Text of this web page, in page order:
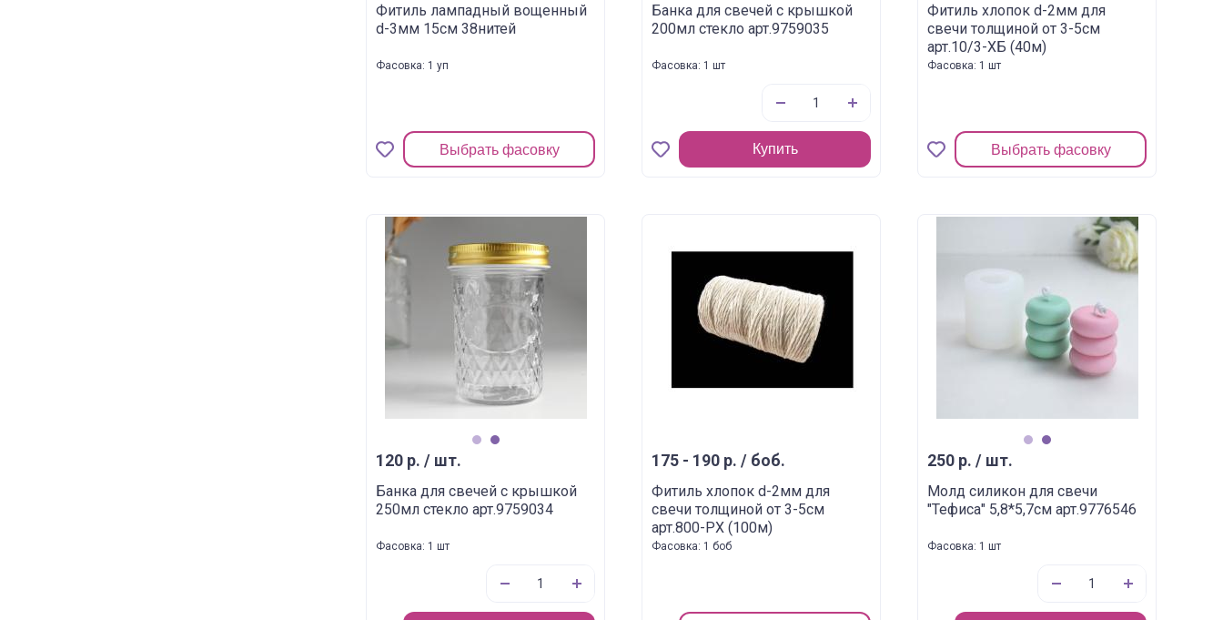
Фитиль лампадный вощенный
d-3мм 15см 38нитей
Фасовка: 1 уп
Выбрать фасовку
Банка для свечей с крышкой
200мл стекло арт.9759035
Фасовка: 1 шт
Купить
Фитиль хлопок d-2мм для
свечи толщиной от 3-5см
арт.10/3-ХБ (40м)
Фасовка: 1 шт
Выбрать фасовку
120 р. / шт.
Банка для свечей с крышкой
250мл стекло арт.9759034
Фасовка: 1 шт
175 - 190 р. / боб.
Фитиль хлопок d-2мм для
свечи толщиной от 3-5см
арт.800-РХ (100м)
Фасовка: 1 боб
250 р. / шт.
Молд силикон для свечи
"Тефиса" 5,8*5,7см арт.9776546
Фасовка: 1 шт